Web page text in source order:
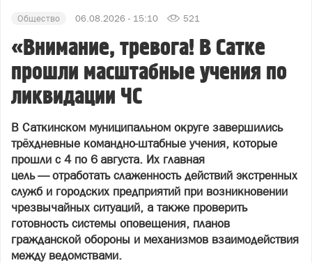
Общество 06.08.2026 - 15:10 521
«Внимание, тревога! В Сатке
прошли масштабные учения по
ликвидации ЧС
В Саткинском муниципальном округе завершились
трёхдневные командно‑штабные учения, которые
прошли с 4 по 6 августа. Их главная
цель — отработать слаженность действий экстренных
служб и городских предприятий при возникновении
чрезвычайных ситуаций, а также проверить
готовность системы оповещения, планов
гражданской обороны и механизмов взаимодействия
между ведомствами.